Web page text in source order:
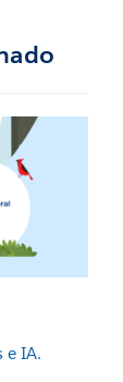
e IA.